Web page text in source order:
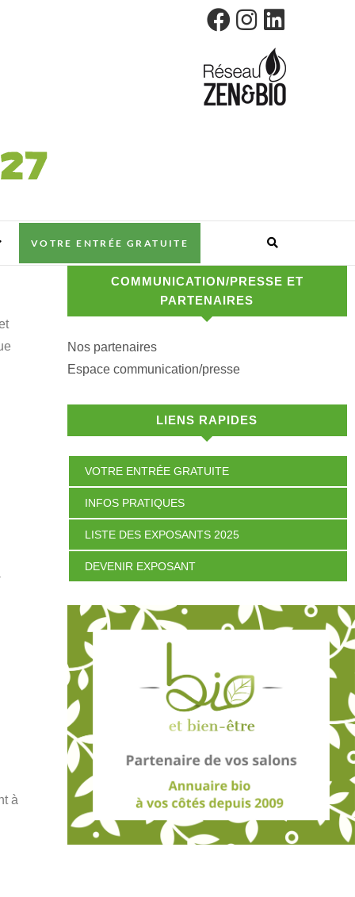
VOTRE ENTRÉE GRATUITE
à
COMMUNICATION/PRESSE ET
PARTENAIRES
Nos partenaires
Espace communication/presse
LIENS RAPIDES
VOTRE ENTRÉE GRATUITE
INFOS PRATIQUES
LISTE DES EXPOSANTS 2025
DEVENIR EXPOSANT